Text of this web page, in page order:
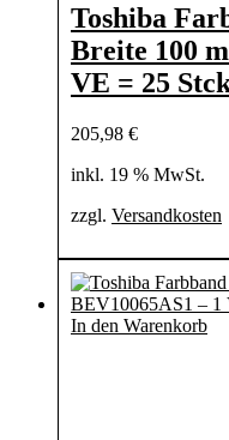
Toshiba
Breite 100
VE = 25
205,98 €
inkl. 19 % MwSt.
zzgl. Versandkosten
In den Warenkorb